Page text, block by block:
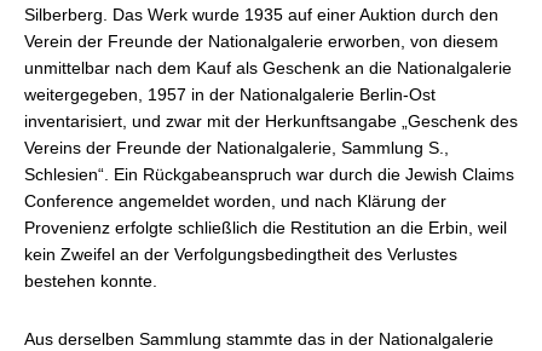
Silberberg. Das Werk wurde 1935 auf einer Auktion durch den
Verein der Freunde der Nationalgalerie erworben, von diesem
unmittelbar nach dem Kauf als Geschenk an die Nationalgalerie
weitergegeben, 1957 in der Nationalgalerie Berlin-Ost
inventarisiert, und zwar mit der Herkunftsangabe „Geschenk des
Vereins der Freunde der Nationalgalerie, Sammlung S.,
Schlesien“. Ein Rückgabeanspruch war durch die Jewish Claims
Conference angemeldet worden, und nach Klärung der
Provenienz erfolgte schließlich die Restitution an die Erbin, weil
kein Zweifel an der Verfolgungsbedingtheit des Verlustes
bestehen konnte.
Aus derselben Sammlung stammte das in der Nationalgalerie